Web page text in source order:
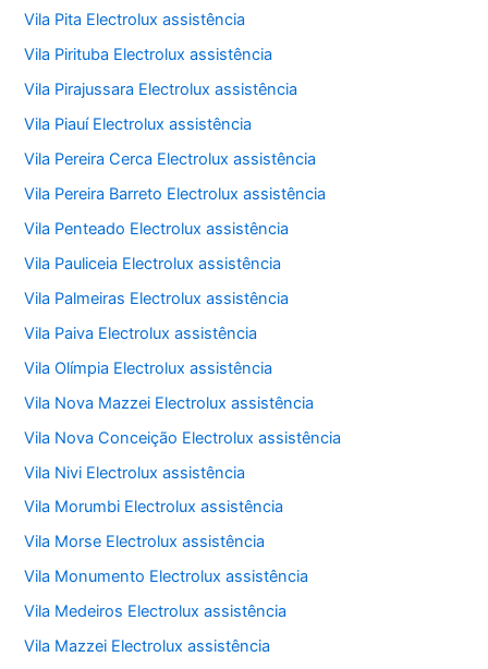
Vila Pita Electrolux assistência
Vila Pirituba Electrolux assistência
Vila Pirajussara Electrolux assistência
Vila Piauí Electrolux assistência
Vila Pereira Cerca Electrolux assistência
Vila Pereira Barreto Electrolux assistência
Vila Penteado Electrolux assistência
Vila Pauliceia Electrolux assistência
Vila Palmeiras Electrolux assistência
Vila Paiva Electrolux assistência
Vila Olímpia Electrolux assistência
Vila Nova Mazzei Electrolux assistência
Vila Nova Conceição Electrolux assistência
Vila Nivi Electrolux assistência
Vila Morumbi Electrolux assistência
Vila Morse Electrolux assistência
Vila Monumento Electrolux assistência
Vila Medeiros Electrolux assistência
Vila Mazzei Electrolux assistência